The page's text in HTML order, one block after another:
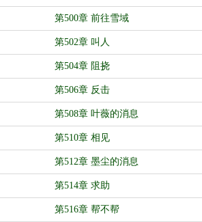
第500章 前往雪域
第502章 叫人
第504章 阻挠
第506章 反击
第508章 叶薇的消息
第510章 相见
第512章 墨尘的消息
第514章 求助
第516章 帮不帮